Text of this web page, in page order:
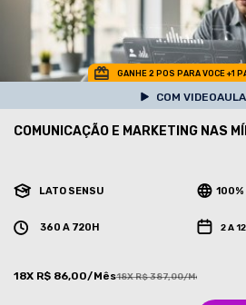
GANHE 2 POS PARA VOCE +1
COM
COMUNICAÇÃO E MARKETING NAS
LATO SENSU 100%
360 A 720H 2 A
18X R$ 86,00/Mês18X R$ 387,00/Mês